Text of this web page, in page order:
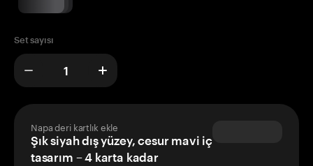
Set sayısı
Napa deri kartlık ekle
Şık siyah dış yüzey, cesur mavi iç
tasarım – 4 karta kadar